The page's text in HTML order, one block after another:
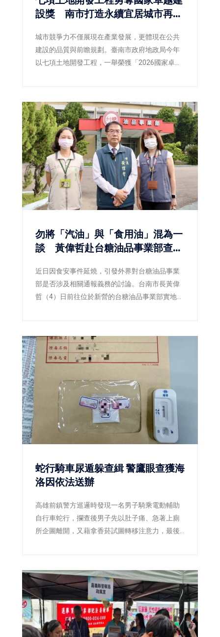
設獎 南市打造永續宜居城市再獲
城市競爭力不僅展現在產業發展，更體現在公共
建設的品質與前瞻規劃。臺南市政府地政局今年
以七項土地開發工程，一舉榮獲「2026國家卓越
不僅展現臺南在土地開發、都市設計與工程品質
上的卓越成果，也反映市府持續推動宜居城市、
韌性城市與永續發展的具體成效。
勿將「汽油」與「食用油」混為一
談 黃偉哲赴台糖油品事業部查
近日因食安事件延燒，引發外界對台糖油品事業
部是否涉及相關通報義務的討論。台南市長黃偉
哲（4）日前往位於新營的台糖油品事業部實地訪
常食用油品並無關聯，現場也再次釐清「此油非
彼油」，避免錯誤資訊持續擴散。
蛇行騎車尿遁躲查緝 警鷹眼查獲海
洛因依法送辦
高雄前鎮警方巡邏時發現一名男子騎乘電動輔助
自行車蛇行，攔查後男子先以肚子痛、急著上廁
所企圖離開，又藉拿香菸試圖轉移注意力，最後